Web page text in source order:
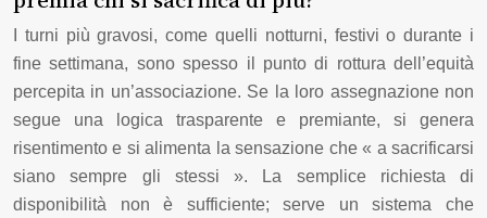
I turni più gravosi, come quelli notturni, festivi o durante i
fine settimana, sono spesso il punto di rottura dell’equità
percepita in un’associazione. Se la loro assegnazione non
segue una logica trasparente e premiante, si genera
risentimento e si alimenta la sensazione che « a sacrificarsi
siano sempre gli stessi ». La semplice richiesta di
disponibilità non è sufficiente; serve un sistema che